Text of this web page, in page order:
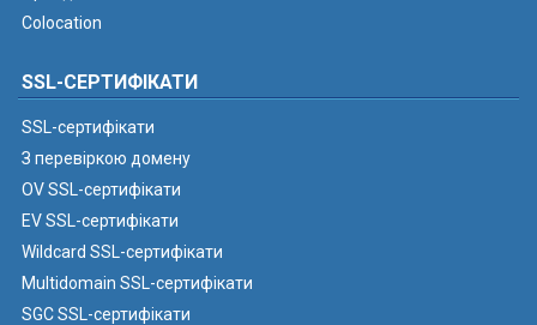
Colocation
SSL-СЕРТИФІКАТИ
SSL-сертифікати
З перевіркою домену
OV SSL-сертифікати
EV SSL-сертифікати
Wildcard SSL-сертифікати
Multidomain SSL-сертифікати
SGC SSL-сертифікати